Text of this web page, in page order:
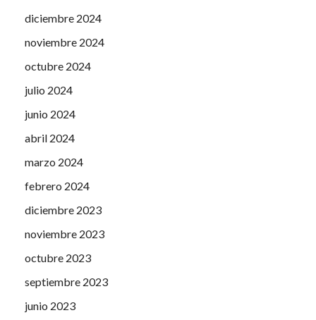
diciembre 2024
noviembre 2024
octubre 2024
julio 2024
junio 2024
abril 2024
marzo 2024
febrero 2024
diciembre 2023
noviembre 2023
octubre 2023
septiembre 2023
junio 2023